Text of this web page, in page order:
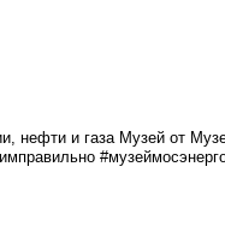
нефти и газа Музей от